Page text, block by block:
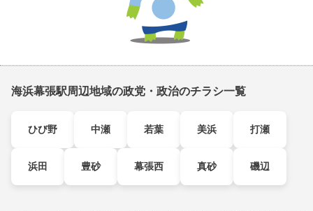
海浜幕張駅周辺地域の政党・政治のチラシ一覧
ひび野 中瀬 若葉 美浜 打瀬
浜田 豊砂 幕張西 真砂 磯辺